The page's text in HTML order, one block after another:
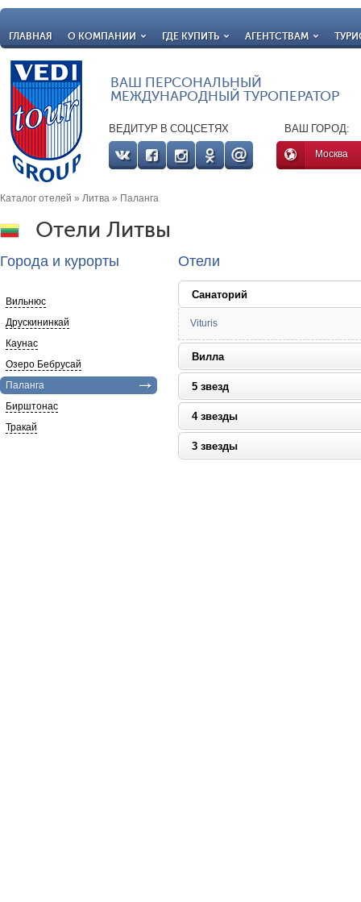
ГЛАВНАЯ О КОМПАНИИ ГДЕ КУПИТЬ АГЕНТСТВАМ
ВАШ ПЕРСОНАЛЬНЫЙ
МЕЖДУНАРОДНЫЙ ТУРОПЕРАТОР
ВЕДИТУР В СОЦСЕТЯХ ВАШ ГОРОД:
Москва
Каталог отелей » Литва » Паланга
Отели Литвы
Города и курорты
Вильнюс
Друскининкай
Каунас
Озеро Бебрусай
Паланга
Бирштонас
Тракай
Отели
Санаторий
Vituris
Вилла
5 звезд
4 звезды
3 звезды